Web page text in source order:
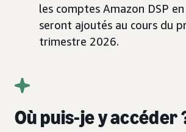
les comptes Amazon DSP
seront ajoutés au cours du
trimestre 2026.
Où puis-je y accéder